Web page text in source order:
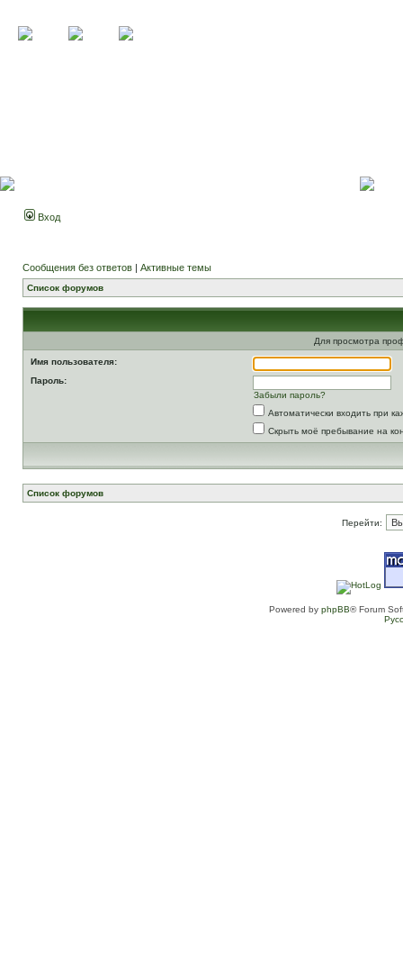
Вход
Сообщения без ответов | Активные темы
Список форумов
Для просмотра
Имя пользователя:
Пароль:
Забыли пароль?
Автоматически входить при
Скрыть моё пребывание на
Список форумов
Перейти:
Powered by phpBB® Forum